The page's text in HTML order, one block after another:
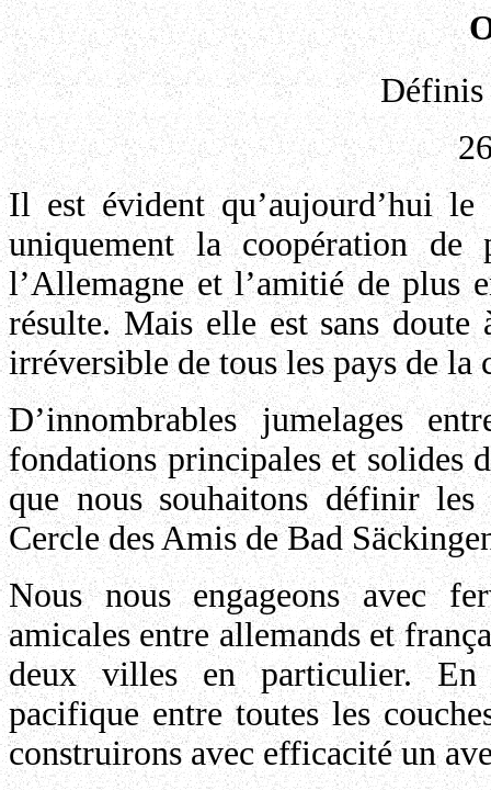
Définis
Il est évident qu’aujourd’hui le
uniquement la coopération
l’Allemagne et l’amitié de plus
résulte. Mais elle est sans
irréversible de tous les pays de la
D’innombrables jumelages
fondations principales et solides
que nous souhaitons définir
Cercle des Amis de Bad
Nous nous engageons avec
amicales entre allemands et
deux villes en particulier. En
pacifique entre toutes les
construirons avec efficacité un